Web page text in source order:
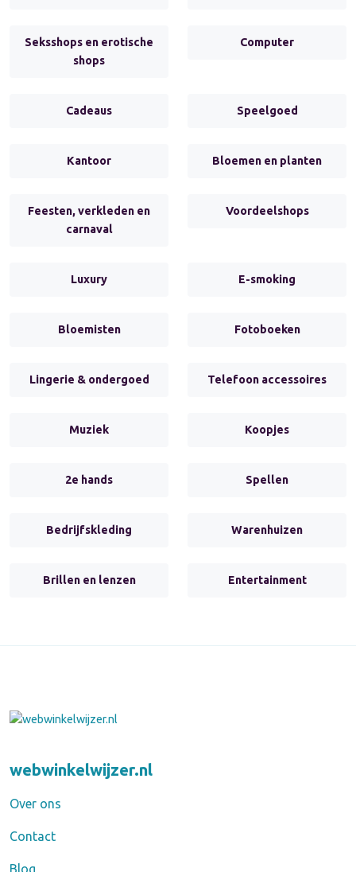
Seksshops en erotische
shops
Computer
Cadeaus Speelgoed
Kantoor Bloemen en planten
Feesten, verkleden en
carnaval
Voordeelshops
Luxury E-smoking
Bloemisten Fotoboeken
Lingerie & ondergoed Telefoon accessoires
Muziek Koopjes
2e hands Spellen
Bedrijfskleding Warenhuizen
Brillen en lenzen Entertainment
webwinkelwijzer.nl
Over ons
Contact
Blog